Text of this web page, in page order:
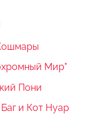
Мир"
Пони
и Кот Нуар